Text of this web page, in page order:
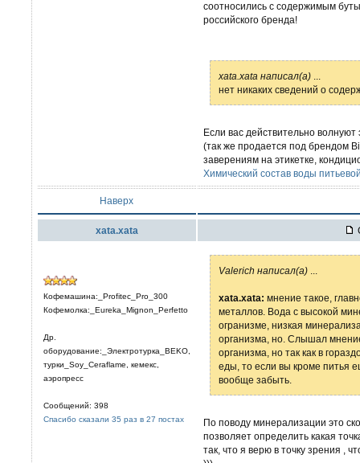
соотносились с содержимым
российского бренда!
xata.xata написал(а)
нет никаких сведений о
Если вас действительно
(так же продается под брендом
заверениям на этикетке,
Химический состав воды
Наверх
xata.xata
Кофемашина:_Profitec_Pro_300
Кофемолка:_Eureka_Mignon_Perfetto
Др.
оборудование:_Электротурка_BEKO,
турки_Soy_Ceraflame, кемекс,
аэропресс
Сообщений: 398
Спасибо сказали 35 раз в 27 постах
Valerich написал(а)
xata.xata: мнение такое,
металлов. Вода с высокой
огранизме, низкая
организма, но. Слышал
организма, но так как в
еды, то если вы кроме питья
вообще забыть.
По поводу минерализации это
позволяет определить какая
так, что я верю в точку зрения ,